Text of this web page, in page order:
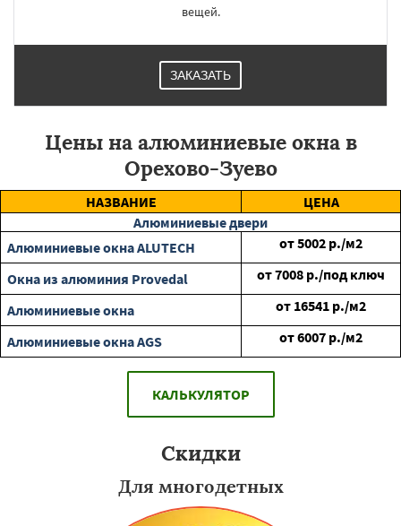
вещей.
ЗАКАЗАТЬ
Цены на алюминиевые окна в
Орехово-Зуево
НАЗВАНИЕ
ЦЕНА
Алюминиевые двери
Алюминиевые окна ALUTECH
от5002 р./м2
Окна из алюминия Provedal
от7008 р./под ключ
Алюминиевые окна
от 16541 р./м2
Алюминиевые окна AGS
от6007 р./м2
КАЛЬКУЛЯТОР
Скидки
Для многодетных